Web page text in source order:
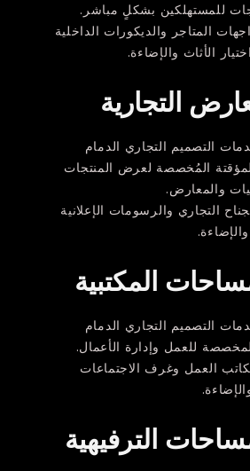
للمستهلكين بشكلٍ مباشر.
المتاجر والديكورات الداخلية
الأثاث والإضاءة.
التجارية
التصميم التجاري الدمام
المُخصصة لعرض المنتجات
والمعارض.
التجاري والرسومات الإعلانية
المكتبية
التصميم التجاري الدمام
للعمل وإدارة الأعمال.
العمل وغرف الاجتماعات
الترفيهية